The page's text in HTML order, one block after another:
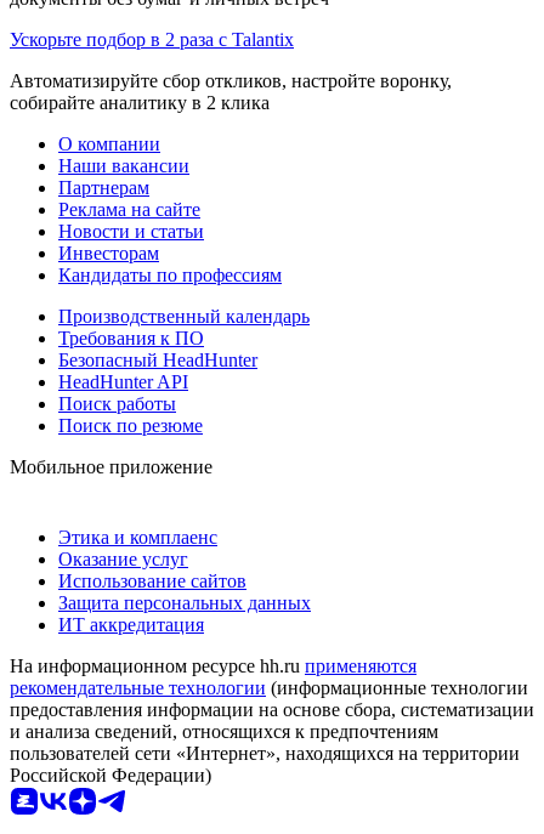
Ускорьте подбор в 2 раза с Talantix
Автоматизируйте сбор откликов, настройте воронку,
собирайте аналитику в 2 клика
О компании
Наши вакансии
Партнерам
Реклама на сайте
Новости и статьи
Инвесторам
Кандидаты по профессиям
Производственный календарь
Требования к ПО
Безопасный HeadHunter
HeadHunter API
Поиск работы
Поиск по резюме
Мобильное приложение
Этика и комплаенс
Оказание услуг
Использование сайтов
Защита персональных данных
ИТ аккредитация
На информационном ресурсе hh.ru применяются
рекомендательные технологии (информационные технологии
предоставления информации на основе сбора, систематизации
и анализа сведений, относящихся к предпочтениям
пользователей сети «Интернет», находящихся на территории
Российской Федерации)